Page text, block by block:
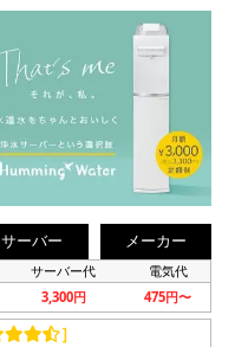
サーバー メーカー
サーバー代 電気代
3,300円 475円〜
］